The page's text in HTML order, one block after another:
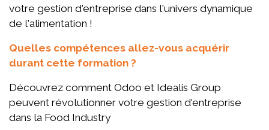
votre gestion d'entreprise dans l'univers dynamique
de l'alimentation !
Quelles compétences allez-vous acquérir
durant cette formation ?
Découvrez comment Odoo et Idealis Group
peuvent révolutionner votre gestion d'entreprise
dans la Food Industry